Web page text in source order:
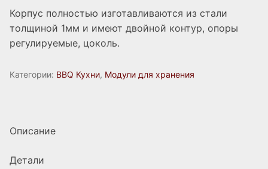
Корпус полностью изготавливаются из стали
толщиной 1мм и имеют двойной контур, опоры
регулируемые, цоколь.
Категории: BBQ Кухни, Модули для хранения
Описание
Детали